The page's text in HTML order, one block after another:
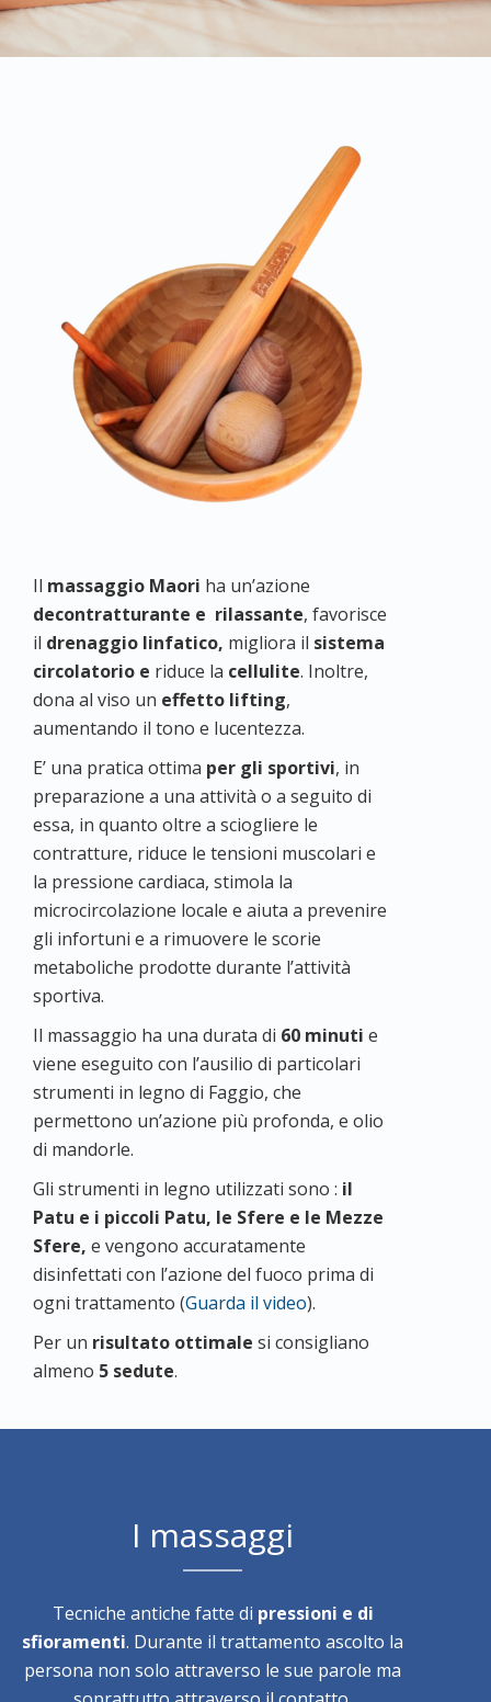
Il massaggio Maori ha un’azione
decontratturante e rilassante, favorisce
il drenaggio linfatico, migliora il sistema
circolatorio e riduce la cellulite. Inoltre,
dona al viso un effetto lifting,
aumentando il tono e lucentezza.
E’ una pratica ottima per gli sportivi, in
preparazione a una attività o a seguito di
essa, in quanto oltre a sciogliere le
contratture, riduce le tensioni muscolari e
la pressione cardiaca, stimola la
microcircolazione locale e aiuta a prevenire
gli infortuni e a rimuovere le scorie
metaboliche prodotte durante l’attività
sportiva.
Il massaggio ha una durata di 60 minuti e
viene eseguito con l’ausilio di particolari
strumenti in legno di Faggio, che
permettono un’azione più profonda, e olio
di mandorle.
Gli strumenti in legno utilizzati sono : il
Patu e i piccoli Patu, le Sfere e le Mezze
Sfere, e vengono accuratamente
disinfettati con l’azione del fuoco prima di
ogni trattamento (Guarda il video).
Per un risultato ottimale si consigliano
almeno 5 sedute.
I massaggi
Tecniche antiche fatte di pressioni e di
sfioramenti. Durante il trattamento ascolto la
persona non solo attraverso le sue parole ma